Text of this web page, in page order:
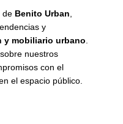
de Benito Urban
y
y mobiliario urbano
nuestros
con el
el espacio público.